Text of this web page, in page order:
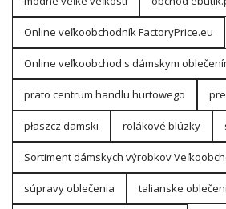
Online veľkoobchodník FactoryPrice.eu
Online veľkoobchod s dámskym
prato centrum handlu hurtowego
płaszcz damski rolákové blúzky
Sortiment dámskych výrobkov
súpravy oblečenia talianske